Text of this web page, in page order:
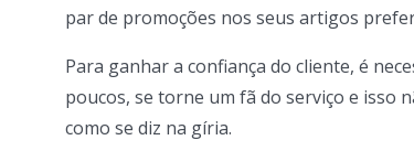
par de promoções nos seus artigos
Para ganhar a confiança do cliente, é
poucos, se torne um fã do serviço e isso
como se diz na gíria.